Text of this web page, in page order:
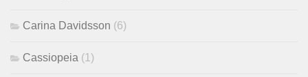
Carina Davidsson (6)
Cassiopeia (1)